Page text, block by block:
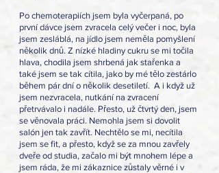
Po chemoterapiích jsem byla vyčerpaná, po
první dávce jsem zvracela celý večer i noc, byla
jsem zesláblá, na jídlo jsem neměla pomyšlení
několik dnů. Z nízké hladiny cukru se mi točila
hlava, chodila jsem shrbená jak stařenka a
také jsem se tak cítila, jako by mé tělo zestárlo
během pár dní o několik desetiletí.  A i když už
jsem nezvracela, nutkání na zvracení
přetrvávalo i nadále. Přesto, už čtvrtý den, jsem
se věnovala práci. Nemohla jsem si dovolit
salón jen tak zavřít. Nechtělo se mi, necítila
jsem se fit, a přesto, když se za mnou zavřely
dveře od studia, začalo mi být mnohem lépe a
jsem ráda, že mi zákaznice zůstaly věrné i v